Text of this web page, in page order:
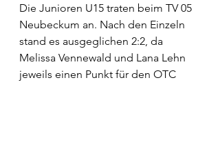
Die Junioren U15 traten beim TV 05
Neubeckum an. Nach den Einzeln
stand es ausgeglichen 2:2, da
Melissa Vennewald und Lana Lehn
jeweils einen Punkt für den OTC